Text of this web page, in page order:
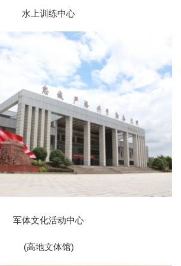
水上训练中心
军体文化活动中心
(高地文体馆)